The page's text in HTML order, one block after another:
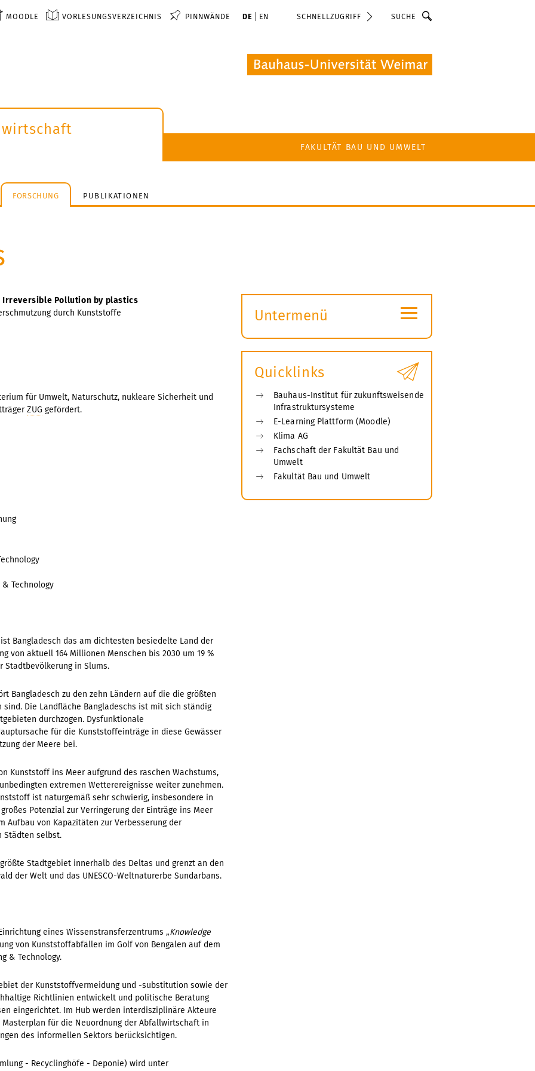
MOODLE VORLESUNGSVERZEICHNIS PINNWÄNDE DE EN SCHNELLZUGRIFF Suche
FAKULTÄT BAU UND UMWELT
FORSCHUNG PUBLIKATIONEN
Irreversible Pollution by plastics
durch Kunststoffe
für Umwelt, Naturschutz, nukleare Sicherheit und
ZUG gefördert.
& Technology
Bangladesch das am dichtesten besiedelte Land der
von aktuell 164 Millionen Menschen bis 2030 um 19 %
Stadtbevölkerung in Slums.
Bangladesch zu den zehn Ländern auf die die größten
Die Landfläche Bangladeschs ist mit sich ständig
durchzogen. Dysfunktionale
für die Kunststoffeinträge in diese Gewässer
der Meere bei.
Kunststoff ins Meer aufgrund des raschen Wachstums,
extremen Wetterereignisse weiter zunehmen.
ist naturgemäß sehr schwierig, insbesondere in
Potenzial zur Verringerung der Einträge ins Meer
von Kapazitäten zur Verbesserung der
Städten selbst.
Stadtgebiet innerhalb des Deltas und grenzt an den
der Welt und das UNESCO-Weltnaturerbe Sundarbans.
eines Wissenstransferzentrums „Knowledge
von Kunststoffabfällen im Golf von Bengalen auf dem
& Technology.
der Kunststoffvermeidung und -substitution sowie der
Richtlinien entwickelt und politische Beratung
eingerichtet. Im Hub werden interdisziplinäre Akteure
für die Neuordnung der Abfallwirtschaft in
des informellen Sektors berücksichtigen.
- Recyclinghöfe - Deponie) wird unter
Untermenü
öffnen
≡
Quicklinks
Bauhaus-Institut für zukunftsweisende
Infrastruktursysteme
E-Learning Plattform (Moodle)
Klima AG
Fachschaft der Fakultät Bau und
Umwelt
Fakultät Bau und Umwelt